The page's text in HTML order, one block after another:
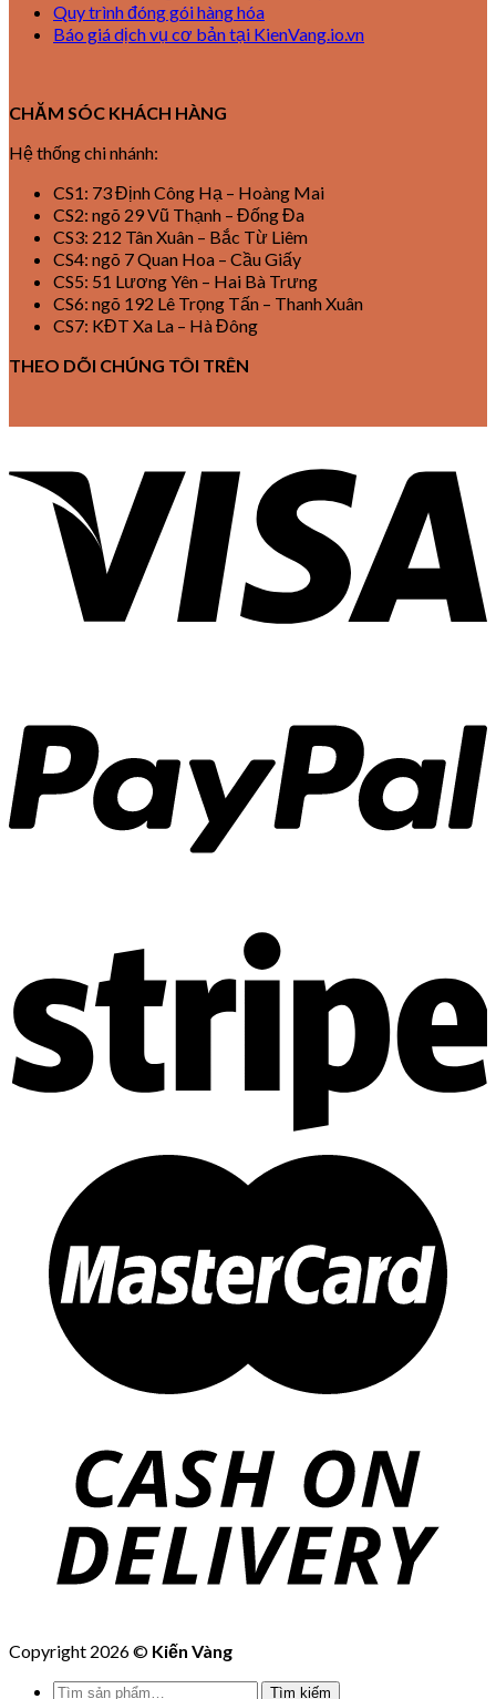
Quy trình đóng gói hàng hóa
Báo giá dịch vụ cơ bản tại KienVang.io.vn
CHĂM SÓC KHÁCH HÀNG
Hệ thống chi nhánh:
CS1: 73 Định Công Hạ – Hoàng Mai
CS2: ngõ 29 Vũ Thạnh – Đống Đa
CS3: 212 Tân Xuân – Bắc Từ Liêm
CS4: ngõ 7 Quan Hoa – Cầu Giấy
CS5: 51 Lương Yên – Hai Bà Trưng
CS6: ngõ 192 Lê Trọng Tấn – Thanh Xuân
CS7: KĐT Xa La – Hà Đông
THEO DÕI CHÚNG TÔI TRÊN
Copyright 2026 © Kiến Vàng
Tìm
Tìm kiếm